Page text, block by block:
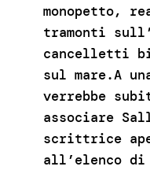
monopetto,
tramonti
cancelletti
sul mare.A
verrebbe
associare
scrittrice
all’elenco di